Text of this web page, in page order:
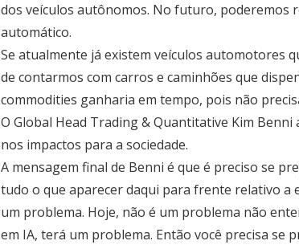
dos veículos autônomos. No futuro, poderemos
automático.
Se atualmente já existem veículos automotores
de contarmos com carros e caminhões que
commodities ganharia em tempo, pois não
O Global Head Trading & Quantitative Kim
nos impactos para a sociedade.
A mensagem final de Benni é que é preciso se
tudo o que aparecer daqui para frente relativo a
um problema. Hoje, não é um problema não
em IA, terá um problema. Então você precisa se